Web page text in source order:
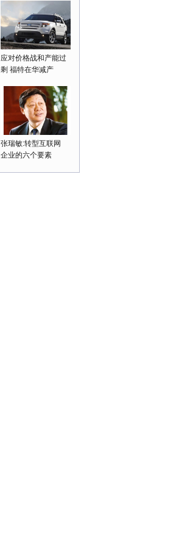
应对价格战和产能过
剩 福特在华减产
张瑞敏:转型互联网
企业的六个要素